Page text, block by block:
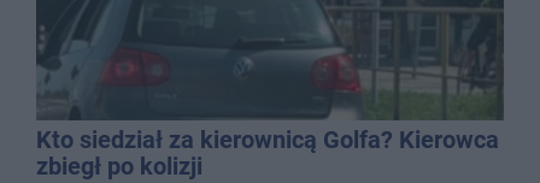
Kto siedział za kierownicą Golfa? Kierowca
zbiegł po kolizji